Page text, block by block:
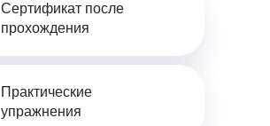
Сертификат после
прохождения
Практические
упражнения